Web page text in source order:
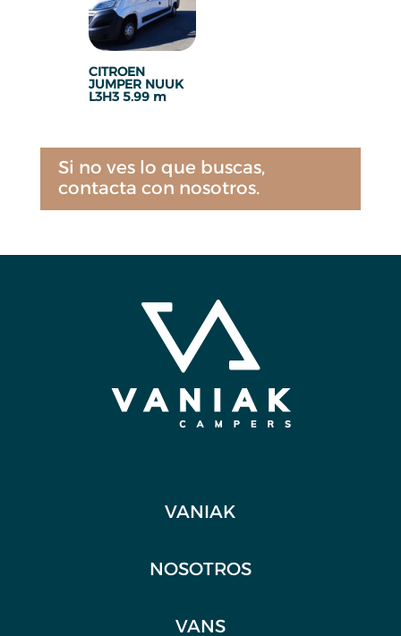
CITROEN
JUMPER NUUK
L3H3 5.99 m
Si no ves lo que buscas,
contacta con nosotros.
VANIAK
NOSOTROS
VANS